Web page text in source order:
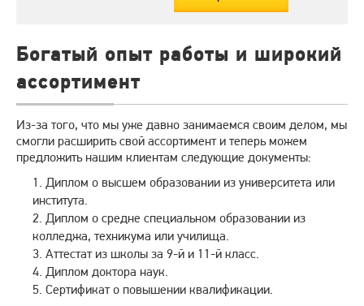
Богатый опыт работы и широкий
ассортимент
Из-за того, что мы уже давно занимаемся своим делом, мы
смогли расширить свой ассортимент и теперь можем
предложить нашим клиентам следующие документы:
Диплом о высшем образовании из университета или
института.
Диплом о средне специальном образовании из
колледжа, техникума или училища.
Аттестат из школы за 9-й и 11-й класс.
Диплом доктора наук.
Сертификат о повышении квалификации.